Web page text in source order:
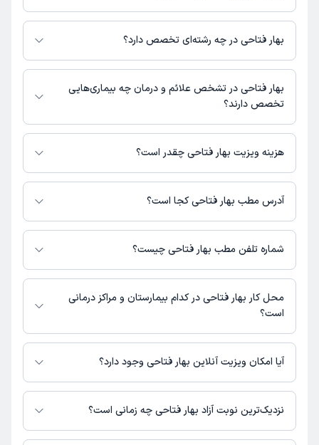
در صورتی کهبهار فتاحیدارای پروفایل فعال و نوبت‌دهی باز در پلتفرم دکترتو
باشند، می‌توانید از طریق این پلتفرم برای دریافت نوبت اقدام کنید. در صورت
شماره تماس، برنامه حضور در مطب، تصاویر پزشک، ساعات کاری و سایر اطلاعات
مرتبط با خدمات پزشکی و نوبت‌گیری ممکن است در پروفایل ایشان در دکترتو در
دسترس باشد
بهار فتاحی در چه رشته‌ای تخصص دارد؟
بهار فتاحی در رشته‌های زیر (پیراپزشکی) تخصص دارند:
شنوایی سنجی
بهار فتاحی در تشخص علائم و درمان چه بیماری‌هایی
تخصص دارند؟
بهار فتاحی در تشخیص علائم و درمان بیماری‌های مرتبط با شنوایی سنجی
فعالیت می‌کنند.
هزینه ویزیت بهار فتاحی چقدر است؟
مبلغ ویزیت بهار فتاحی با توجه به نوع ویزیت تغییر می‌کند.
هزینه مشاوره پزشکی تلفنی: 200000 تومان
آدرس مطب بهار فتاحی کجا است؟
بهار فتاحی 1 مطب فعال دارند. آدرس مطب‌های بهار فتاحی به شرح زیر است.
مرند ، خیابان امام روبروی اداره برق درمانگاه شهید حاج‌ محمد علیزاده
شماره تلفن مطب بهار فتاحی چیست؟
درمانگاه شهید حاج‌ محمد علیزاده : 0415220105
محل کار بهار فتاحی در کدام بیمارستان و مراکز درمانی
است؟
اطلاعاتی درباره محل فعالیت بهار فتاحی در مراکز درمانی در دسترس نیست.
آیا امکان ویزیت آنلاین بهار فتاحی وجود دارد؟
در حال حاضر بهار فتاحی مشاوره پزشکی تلفنی فعال دارند.
نزدیک‌ترین نوبت آزاد بهار فتاحی چه زمانی است؟
بهار فتاحی از روز شنبه 17 مرداد 1405 بیمار جدید می‌پذیرند.